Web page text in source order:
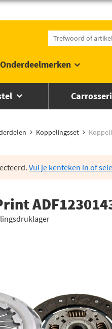
Onderdeelmerken
Koppelingsset
Vul je kenteken in of